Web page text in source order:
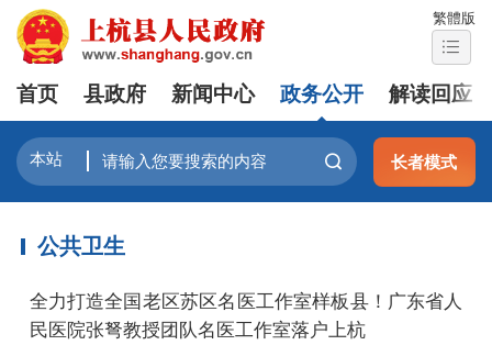
繁體版
首页 县政府 新闻中心 政务公开 解读回应
长者模式
公共卫生
全力打造全国老区苏区名医工作室样板县！广东省人
民医院张弩教授团队名医工作室落户上杭